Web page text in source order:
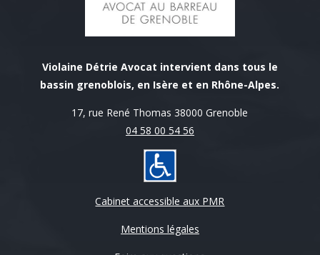
Violaine Détrie Avocat intervient dans tous le
bassin grenoblois, en Isère et en Rhône-Alpes.
17, rue René Thomas 38000 Grenoble
04 58 00 54 56
Cabinet accessible aux PMR
Mentions légales